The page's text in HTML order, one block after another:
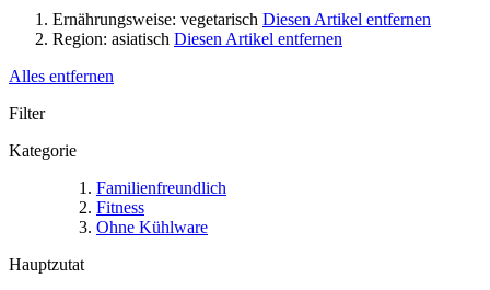
Ernährungsweise: vegetarisch Diesen Artikel entfernen
Region: asiatisch Diesen Artikel entfernen
Alles entfernen
Filter
Kategorie
Familienfreundlich
Fitness
Ohne Kühlware
Hauptzutat